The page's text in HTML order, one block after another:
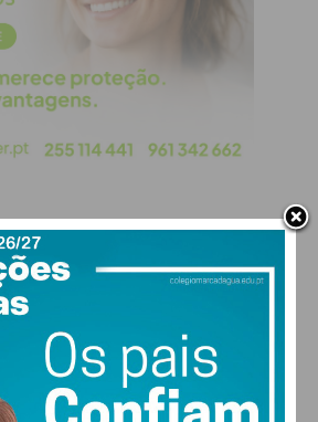
DE FERREIRA
68% humidade
vento: 2m/s O
MAX 25 • MIN 25